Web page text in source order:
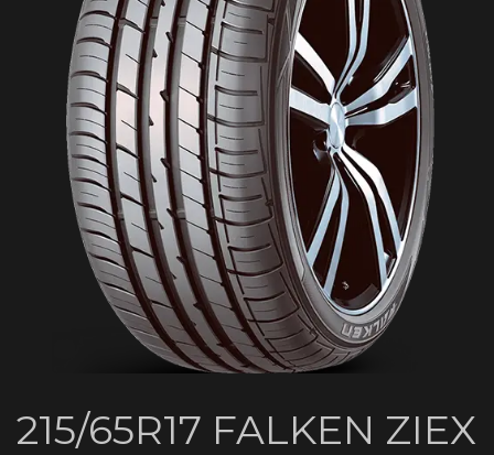
215/65R17 FALKEN ZIEX